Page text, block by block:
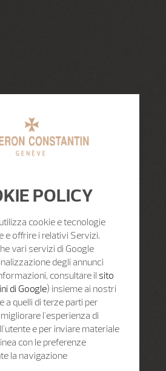
POLICY
cookie e tecnologie
e offrire i relativi Servizi.
vari servizi di Google
degli annunci
consultare il sito
di Google) insieme ai nostri
a quelli di terze parti per
l'esperienza di
e per inviare materiale
con le preferenze
la navigazione